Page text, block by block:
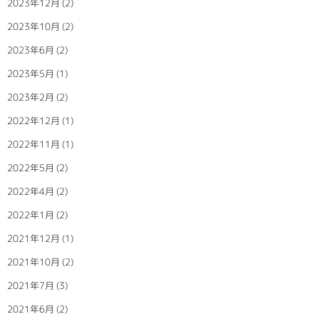
2023年12月 (2)
2023年10月 (2)
2023年6月 (2)
2023年5月 (1)
2023年2月 (2)
2022年12月 (1)
2022年11月 (1)
2022年5月 (2)
2022年4月 (2)
2022年1月 (2)
2021年12月 (1)
2021年10月 (2)
2021年7月 (3)
2021年6月 (2)